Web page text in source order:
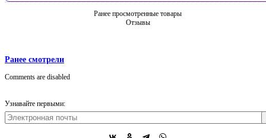
Ранее просмотренные товары
Отзывы
Ранее смотрели
Comments are disabled
Узнавайте первыми: